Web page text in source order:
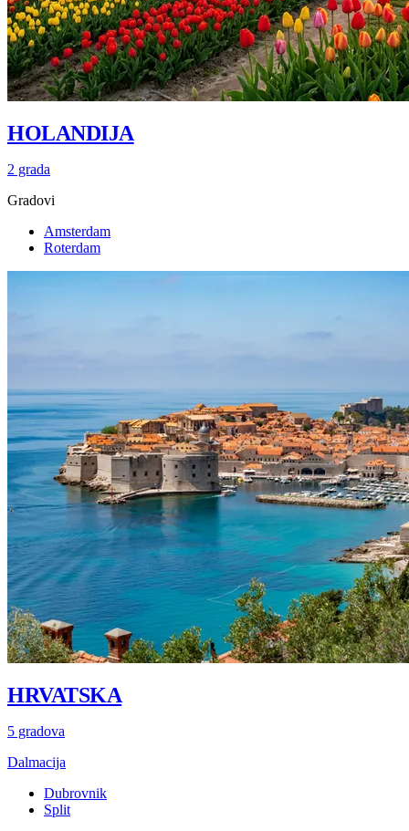
HOLANDIJA
2 grada
Gradovi
Amsterdam
Roterdam
HRVATSKA
5 gradova
Dalmacija
Dubrovnik
Split